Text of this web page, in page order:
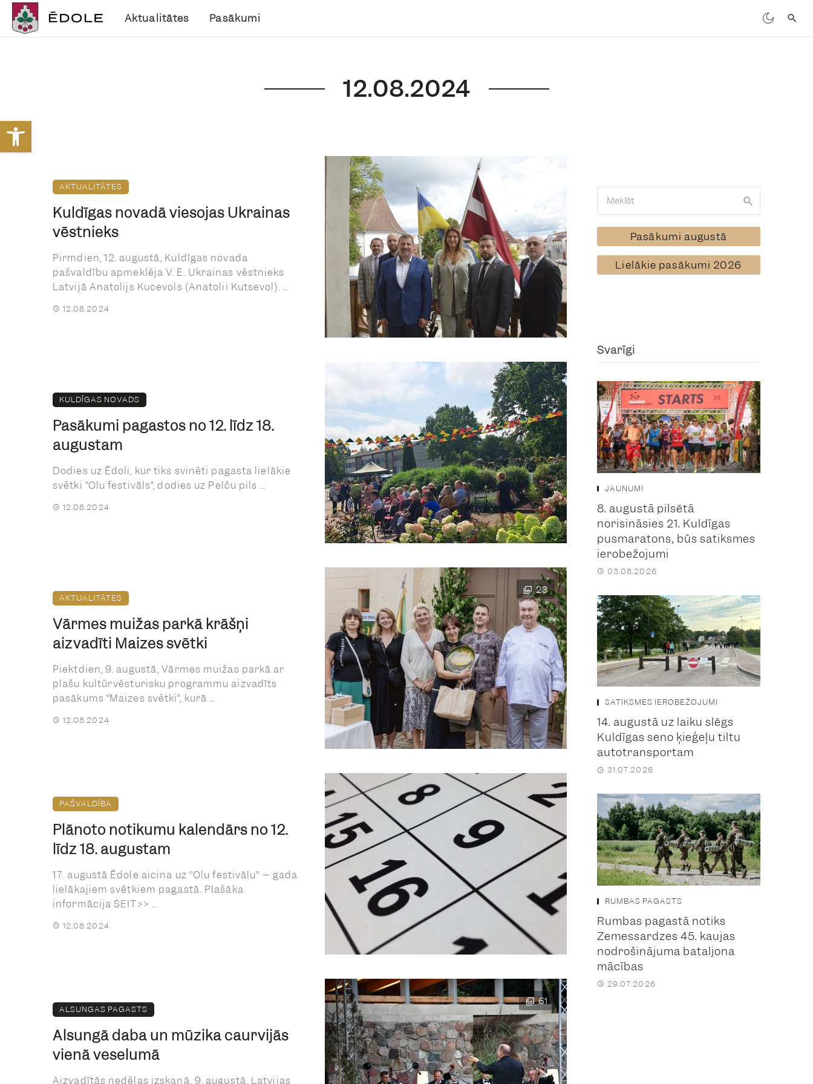
Open toolbar
Aktualitātes Pasākumi
12.08.2024
AKTUALITĀTES
Kuldīgas novadā viesojas Ukrainas
vēstnieks
Pirmdien, 12. augustā, Kuldīgas novada
pašvaldību apmeklēja V. E. Ukrainas vēstnieks
Latvijā Anatolijs Kucevols (Anatolii Kutsevol). ...
12.08.2024
KULDĪGAS NOVADS
Pasākumi pagastos no 12. līdz 18.
augustam
Dodies uz Ēdoli, kur tiks svinēti pagasta lielākie
svētki “Olu festivāls”, dodies uz Pelču pils ...
12.08.2024
23
AKTUALITĀTES
Vārmes muižas parkā krāšņi
aizvadīti Maizes svētki
Piektdien, 9. augustā, Vārmes muižas parkā ar
plašu kultūrvēsturisku programmu aizvadīts
pasākums “Maizes svētki”, kurā ...
12.08.2024
PAŠVALDĪBA
Plānoto notikumu kalendārs no 12.
līdz 18. augustam
17. augustā Ēdole aicina uz ‘’Olu festivālu’’ – gada
lielākajiem svētkiem pagastā. Plašāka
informācija ŠEIT>> ...
12.08.2024
61
ALSUNGAS PAGASTS
Alsungā daba un mūzika caurvijās
vienā veselumā
Aizvadītās nedēļas izskaņā, 9. augustā, Latvijas
Pasākumi augustā
Lielākie pasākumi 2026
Svarīgi
JAUNUMI
8. augustā pilsētā
norisināsies 21. Kuldīgas
pusmaratons, būs satiksmes
ierobežojumi
03.08.2026
SATIKSMES IEROBEŽOJUMI
14. augustā uz laiku slēgs
Kuldīgas seno ķieģeļu tiltu
autotransportam
31.07.2026
RUMBAS PAGASTS
Rumbas pagastā notiks
Zemessardzes 45. kaujas
nodrošinājuma bataljona
mācības
29.07.2026